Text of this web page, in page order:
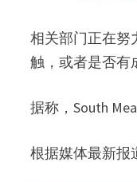
相关部门正在努
触，或者是否有
据称，South
根据媒体最新报